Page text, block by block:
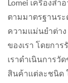
Lomei เครื่องส
ตามมาตรฐานระ
ความแม่นยำต่า
ของเรา โดยกา
เราดำเนินการ
สินค้าแต่ละชนิด